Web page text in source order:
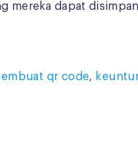
dapat
qr code,